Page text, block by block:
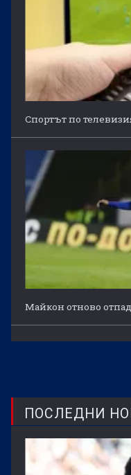
Спортът по
Майкон отново
ПОСЛЕДНИ